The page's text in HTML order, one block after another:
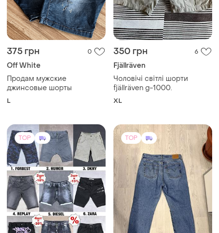
375 грн 0
Off White
Продам мужские
джинсовые шорты
L
350 грн 6
Fjällräven
Чоловічі світлі шорти
fjällräven g-1000.
XL
TOP TOP